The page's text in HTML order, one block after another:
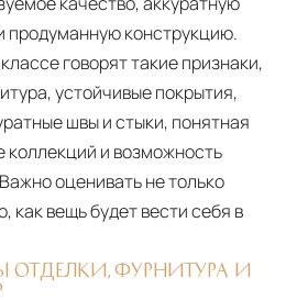
продуманную конструкцию.
говорят такие признаки,
устойчивые покрытия,
швы и стыки, понятная
и возможность
оценивать не только
как вещь будет вести себя в
ОТДЕЛКИ, ФУРНИТУРА И